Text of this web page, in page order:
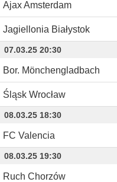
Ajax Amsterdam
Jagiellonia Białystok
07.03.25 20:30
Bor. Mönchengladbach
Śląsk Wrocław
08.03.25 18:30
FC Valencia
08.03.25 19:30
Ruch Chorzów